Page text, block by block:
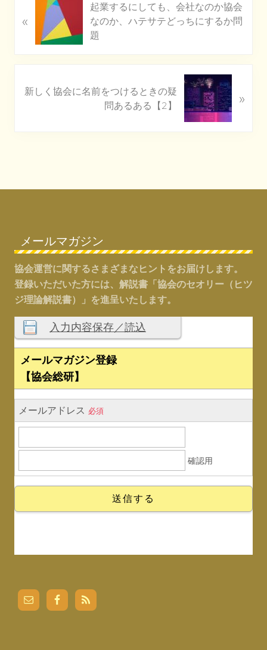
r
u
«
起業するにしても、会社なのか協会
なのか、ハテサテどっちにするか問
題
e
新しく協会に名前をつけるときの疑
問あるある【2】
»
メールマガジン
協会運営に関するさまざまなヒントをお届けします。
登録いただいた方には、解説書「協会のセオリー（ヒツ
ジ理論解説書）」を進呈いたします。